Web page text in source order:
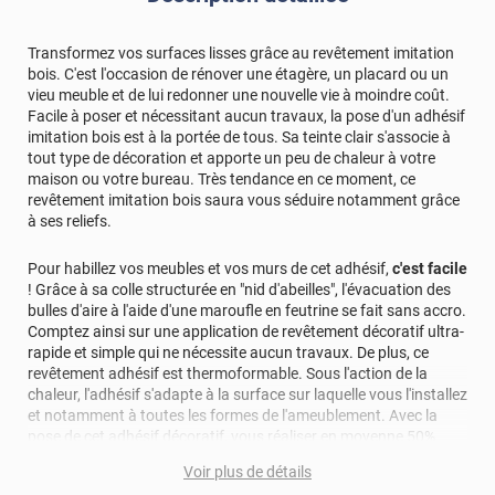
Transformez vos surfaces lisses grâce au revêtement imitation
bois. C'est l'occasion de rénover une étagère, un placard ou un
vieu meuble et de lui redonner une nouvelle vie à moindre coût.
Facile à poser et nécessitant aucun travaux, la pose d'un adhésif
imitation bois est à la portée de tous. Sa teinte clair s'associe à
tout type de décoration et apporte un peu de chaleur à votre
maison ou votre bureau. Très tendance en ce moment, ce
revêtement imitation bois saura vous séduire notamment grâce
à ses reliefs.
Pour habillez vos meubles et vos murs de cet adhésif, c'est facile
! Grâce à sa colle structurée en "nid d'abeilles", l'évacuation des
bulles d'aire à l'aide d'une maroufle en feutrine se fait sans accro.
Comptez ainsi sur une application de revêtement décoratif ultra-
rapide et simple qui ne nécessite aucun travaux. De plus, ce
revêtement adhésif est thermoformable. Sous l'action de la
chaleur, l'adhésif s'adapte à la surface sur laquelle vous l'installez
et notamment à toutes les formes de l'ameublement. Avec la
pose de cet adhésif décoratif, vous réaliser en moyenne 50%
Voir plus de détails